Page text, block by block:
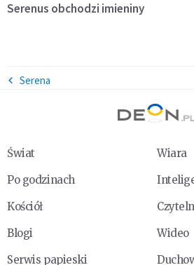
Serenus obchodzi imieniny
Serena
Świat
Wiara
Po godzinach
Kościół
Blogi
Wideo
Serwis papieski